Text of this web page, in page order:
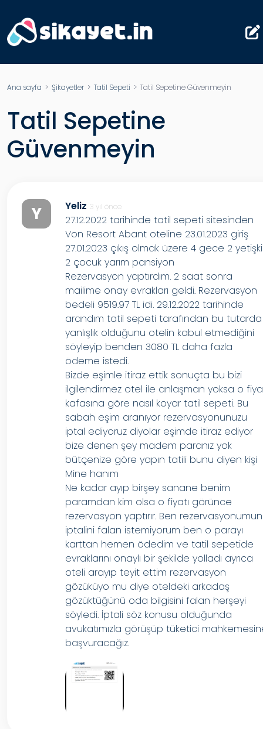
Ana sayfa > Şikayetler> Tatil Sepeti > Tatil Sepetine Güvenmeyin
Tatil Sepetine
Güvenmeyin
Y Yeliz 3 yıl önce
27.12.2022 tarihinde tatil sepeti sitesinden
Von Resort Abant oteline 23.01.2023 giriş
27.01.2023 çıkış olmak üzere 4 gece 2
2 çocuk yarım pansiyon
Rezervasyon yaptırdım. 2 saat sonra
mailime onay evrakları geldi. Rezervasyon
bedeli 9519.97 TL idi. 29.12.2022 tarihinde
arandım tatil sepeti tarafından bu tutarda
yanlışlık olduğunu otelin kabul etmediğini
söyleyip benden 3080 TL daha fazla
ödeme istedi.
Bizde eşimle itiraz ettik sonuçta bu bizi
ilgilendirmez otel ile anlaşman yoksa o
kafasına göre nasıl koyar tatil sepeti. Bu
sabah eşim aranıyor rezervasyonunuzu
iptal ediyoruz diyolar eşimde itiraz ediyor
bize denen şey madem paranız yok
bütçenize göre yapın tatili bunu diyen kişi
Mine hanım
Ne kadar ayıp birşey sanane benim
paramdan kim olsa o fiyatı görünce
rezervasyon yaptırır. Ben rezervasyonumun
iptalini falan istemiyorum ben o parayı
karttan hemen ödedim ve tatil sepetide
evraklarını onaylı bir şekilde yolladı ayrıca
oteli arayıp teyit ettim rezervasyon
gözüküyo mu diye oteldeki arkadaş
gözüktüğünü oda bilgisini falan herşeyi
söyledi. İptali söz konusu olduğunda
avukatımızla görüşüp tüketici
başvuracağız.